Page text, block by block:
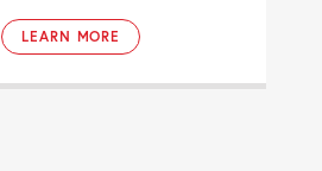
LEARN MORE